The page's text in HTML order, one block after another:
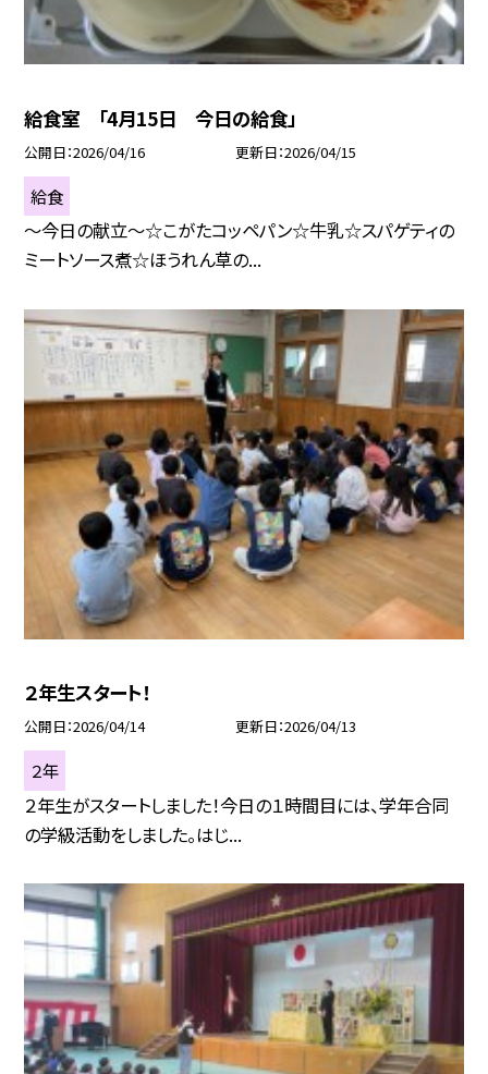
給食室 「4月15日 今日の給食」
公開日 2026/04/16 更新日 2026/04/15
給食
～今日の献立～☆こがたコッペパン☆牛乳☆スパゲティの
ミートソース煮☆ほうれん草の...
２年生スタート！
公開日 2026/04/14 更新日 2026/04/13
２年
２年生がスタートしました！今日の１時間目には、学年合同
の学級活動をしました。はじ...